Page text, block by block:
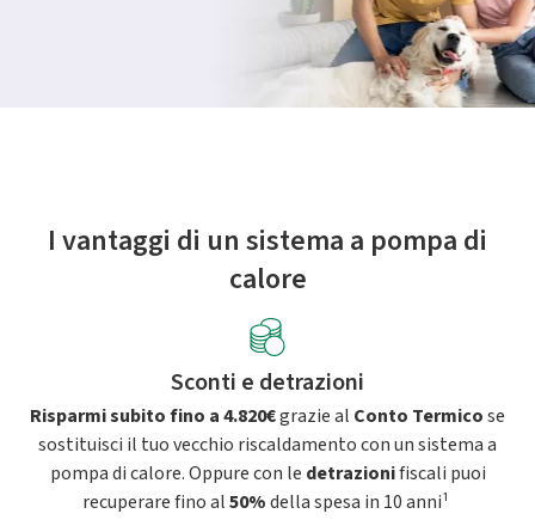
I vantaggi di un sistema a pompa di
calore
Sconti e detrazioni
Risparmi subito fino a 4.820€grazie al Conto Termicose
sostituisci il tuo vecchio riscaldamento con un sistema a
pompa di calore. Oppure con le detrazionifiscali puoi
recuperare fino al50%della spesa in 10 anni¹